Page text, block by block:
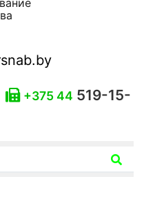
+375 44 519-15-